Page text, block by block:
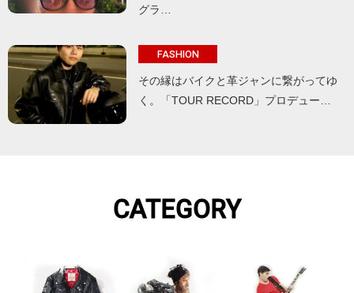
グラ…
FASHION
その縁はバイクと革ジャンに繋がってゆ
く。「TOUR RECORD」プロデュー…
CATEGORY